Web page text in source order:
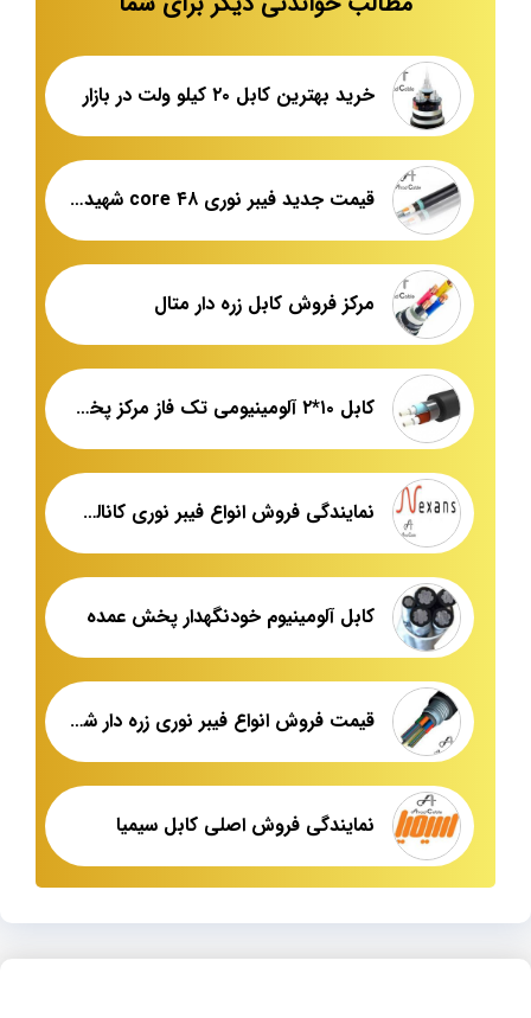
خرید بهترین کابل ۲۰ کیلو ولت در بازار
قیمت جدید فیبر نوری ۴۸ core شهید قندی
مرکز فروش کابل زره دار متال
کابل ۱۰*۲ آلومینیومی تک فاز مرکز پخش عمده
نمایندگی فروش انواع فیبر نوری کانالی nexans
کابل آلومینیوم خودنگهدار پخش عمده
قیمت فروش انواع فیبر نوری زره دار شهید قندی یزد
نمایندگی فروش اصلی کابل سیمیا